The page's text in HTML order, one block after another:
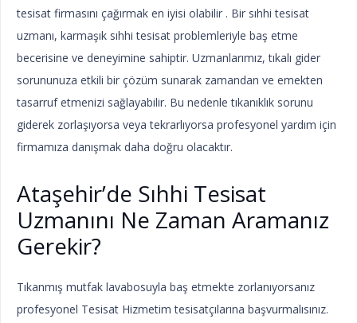
tesisat firmasını çağırmak en iyisi olabilir . Bir sıhhi tesisat
uzmanı, karmaşık sıhhi tesisat problemleriyle baş etme
becerisine ve deneyimine sahiptir. Uzmanlarımız, tıkalı gider
sorununuza etkili bir çözüm sunarak zamandan ve emekten
tasarruf etmenizi sağlayabilir. Bu nedenle tıkanıklık sorunu
giderek zorlaşıyorsa veya tekrarlıyorsa profesyonel yardım için
firmamıza danışmak daha doğru olacaktır.
Ataşehir’de Sıhhi Tesisat
Uzmanını Ne Zaman Aramanız
Gerekir?
Tıkanmış mutfak lavabosuyla baş etmekte zorlanıyorsanız
profesyonel Tesisat Hizmetim tesisatçılarına başvurmalısınız.